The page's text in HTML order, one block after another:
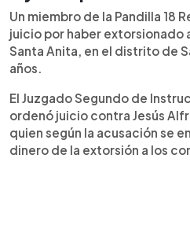
Un miembro de la Pandilla 18
juicio por haber extorsionado
Santa Anita, en el distrito de
años.
El Juzgado Segundo de
ordenó juicio contra Jesús
quien según la acusación se
dinero de la extorsión a los